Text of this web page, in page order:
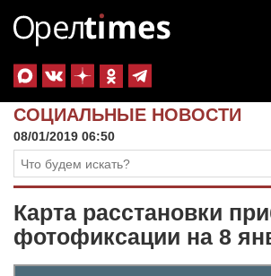
СОЦИАЛЬНЫЕ НОВОСТИ
08/01/2019 06:50
Карта расстановки
фотофиксации на 8